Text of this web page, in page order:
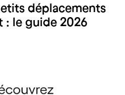
déplacements
: le guide 2026